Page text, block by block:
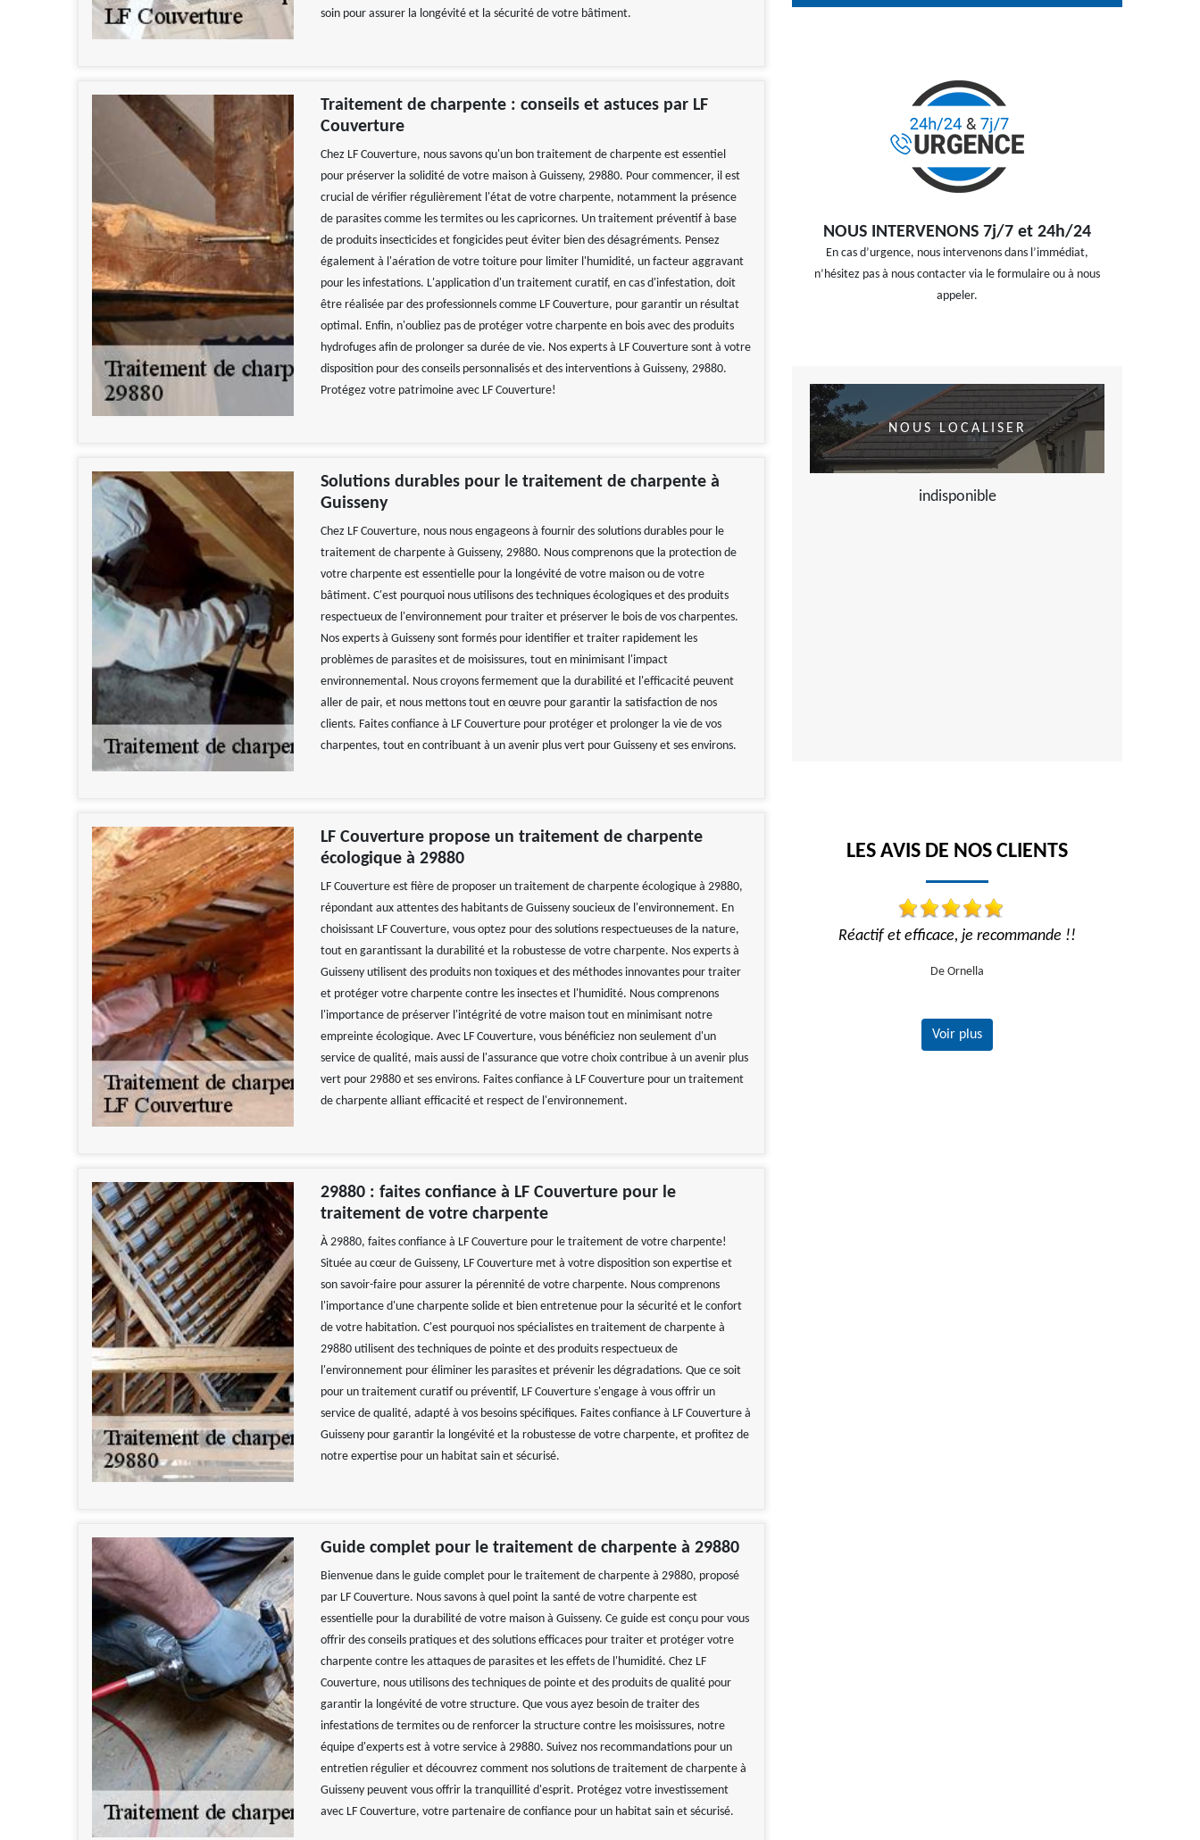
soin pour assurer la longévité et la sécurité de votre bâtiment.
Traitement de charpente : conseils et astuces par LF
Couverture
Chez LF Couverture, nous savons qu'un bon traitement de charpente est essentiel
pour préserver la solidité de votre maison à Guisseny, 29880. Pour commencer, il est
crucial de vérifier régulièrement l'état de votre charpente, notamment la présence
de parasites comme les termites ou les capricornes. Un traitement préventif à base
de produits insecticides et fongicides peut éviter bien des désagréments. Pensez
également à l'aération de votre toiture pour limiter l'humidité, un facteur aggravant
pour les infestations. L'application d'un traitement curatif, en cas d'infestation, doit
être réalisée par des professionnels comme LF Couverture, pour garantir un résultat
optimal. Enfin, n'oubliez pas de protéger votre charpente en bois avec des produits
hydrofuges afin de prolonger sa durée de vie. Nos experts à LF Couverture sont à votre
disposition pour des conseils personnalisés et des interventions à Guisseny, 29880.
Protégez votre patrimoine avec LF Couverture!
Solutions durables pour le traitement de charpente à
Guisseny
Chez LF Couverture, nous nous engageons à fournir des solutions durables pour le
traitement de charpente à Guisseny, 29880. Nous comprenons que la protection de
votre charpente est essentielle pour la longévité de votre maison ou de votre
bâtiment. C'est pourquoi nous utilisons des techniques écologiques et des produits
respectueux de l'environnement pour traiter et préserver le bois de vos charpentes.
Nos experts à Guisseny sont formés pour identifier et traiter rapidement les
problèmes de parasites et de moisissures, tout en minimisant l'impact
environnemental. Nous croyons fermement que la durabilité et l'efficacité peuvent
aller de pair, et nous mettons tout en œuvre pour garantir la satisfaction de nos
clients. Faites confiance à LF Couverture pour protéger et prolonger la vie de vos
charpentes, tout en contribuant à un avenir plus vert pour Guisseny et ses environs.
LF Couverture propose un traitement de charpente
écologique à 29880
LF Couverture est fière de proposer un traitement de charpente écologique à 29880,
répondant aux attentes des habitants de Guisseny soucieux de l'environnement. En
choisissant LF Couverture, vous optez pour des solutions respectueuses de la nature,
tout en garantissant la durabilité et la robustesse de votre charpente. Nos experts à
Guisseny utilisent des produits non toxiques et des méthodes innovantes pour traiter
et protéger votre charpente contre les insectes et l'humidité. Nous comprenons
l'importance de préserver l'intégrité de votre maison tout en minimisant notre
empreinte écologique. Avec LF Couverture, vous bénéficiez non seulement d'un
service de qualité, mais aussi de l'assurance que votre choix contribue à un avenir plus
vert pour 29880 et ses environs. Faites confiance à LF Couverture pour un traitement
de charpente alliant efficacité et respect de l'environnement.
29880 : faites confiance à LF Couverture pour le
traitement de votre charpente
À 29880, faites confiance à LF Couverture pour le traitement de votre charpente!
Située au cœur de Guisseny, LF Couverture met à votre disposition son expertise et
son savoir-faire pour assurer la pérennité de votre charpente. Nous comprenons
l'importance d'une charpente solide et bien entretenue pour la sécurité et le confort
de votre habitation. C'est pourquoi nos spécialistes en traitement de charpente à
29880 utilisent des techniques de pointe et des produits respectueux de
l'environnement pour éliminer les parasites et prévenir les dégradations. Que ce soit
pour un traitement curatif ou préventif, LF Couverture s'engage à vous offrir un
service de qualité, adapté à vos besoins spécifiques. Faites confiance à LF Couverture à
Guisseny pour garantir la longévité et la robustesse de votre charpente, et profitez de
notre expertise pour un habitat sain et sécurisé.
Guide complet pour le traitement de charpente à 29880
Bienvenue dans le guide complet pour le traitement de charpente à 29880, proposé
par LF Couverture. Nous savons à quel point la santé de votre charpente est
essentielle pour la durabilité de votre maison à Guisseny. Ce guide est conçu pour vous
offrir des conseils pratiques et des solutions efficaces pour traiter et protéger votre
charpente contre les attaques de parasites et les effets de l'humidité. Chez LF
Couverture, nous utilisons des techniques de pointe et des produits de qualité pour
garantir la longévité de votre structure. Que vous ayez besoin de traiter des
infestations de termites ou de renforcer la structure contre les moisissures, notre
équipe d'experts est à votre service à 29880. Suivez nos recommandations pour un
entretien régulier et découvrez comment nos solutions de traitement de charpente à
Guisseny peuvent vous offrir la tranquillité d'esprit. Protégez votre investissement
avec LF Couverture, votre partenaire de confiance pour un habitat sain et sécurisé.
NOUS INTERVENONS 7j/7 et 24h/24
En cas d’urgence, nous intervenons dans l’immédiat,
n’hésitez pas à nous contacter via le formulaire ou à nous
appeler.
NOUS LOCALISER
indisponible
LES AVIS DE NOS CLIENTS
Travail impeccable Tarif correct Je
recommande vivement
De Gerard
Travail impeccable
De Hélène
Réactif et efficace, je recommande !!
De Ornella
Voir plus